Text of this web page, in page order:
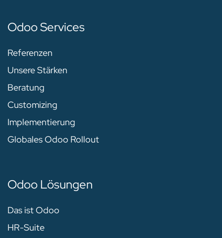
Odoo Services
Referenzen
Unsere Stärken
Beratung
Customizing
Implementierung
Globales Odoo Rollout
Odoo Lösungen
Das ist Odoo
HR-Suite